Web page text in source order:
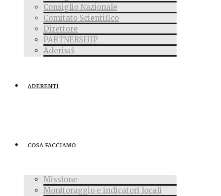
Consiglio Nazionale
Comitato Scientifico
Direttore
PARTNERSHIP
Aderisci
ADERENTI
COSA FACCIAMO
Missione
Monitoraggio e indicatori locali